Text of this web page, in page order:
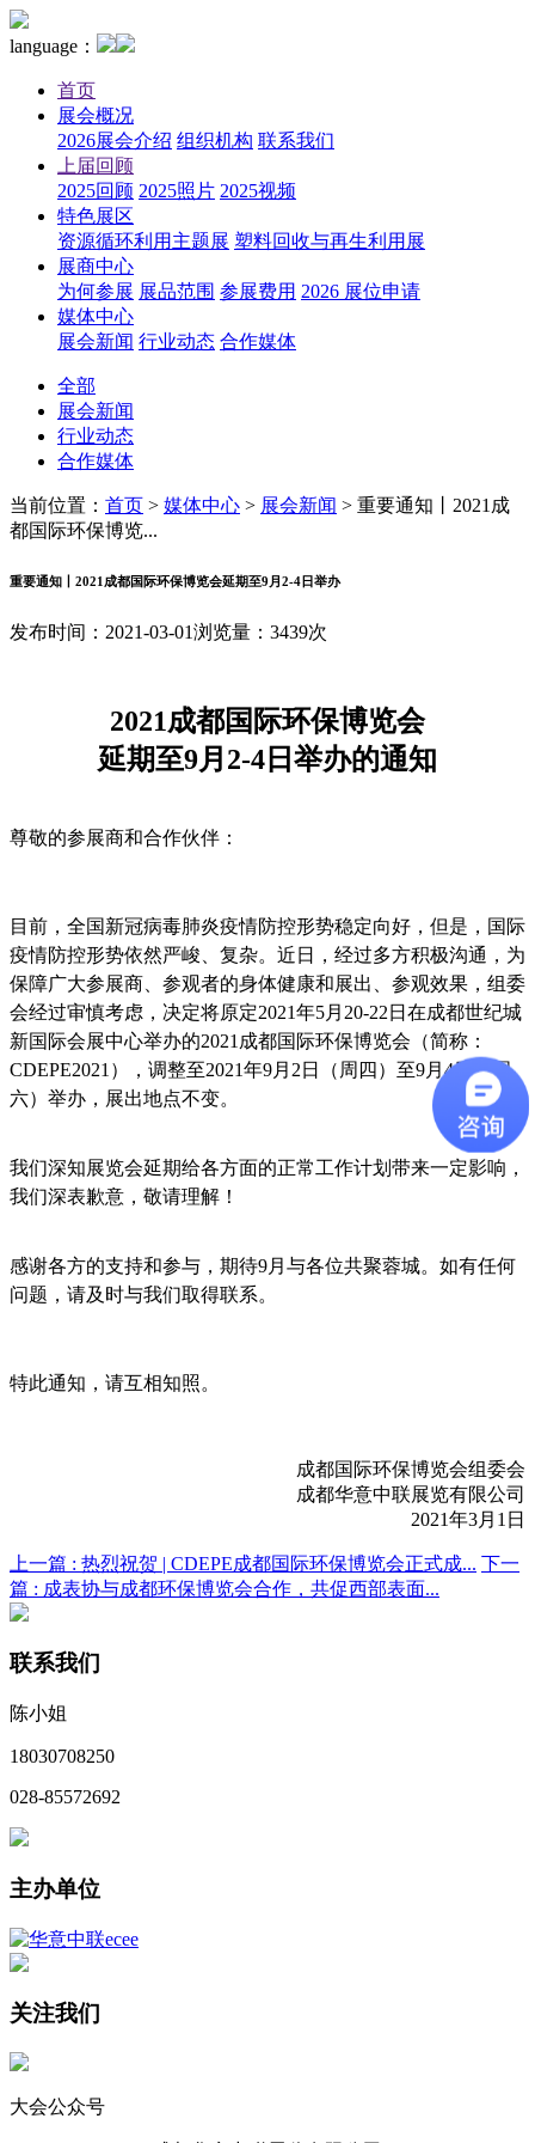
language：
首页
展会概况
2026展会介绍 组织机构 联系我们
上届回顾
2025回顾 2025照片 2025视频
特色展区
资源循环利用主题展 塑料回收与再生利用展
展商中心
为何参展 展品范围 参展费用 2026 展位申请
媒体中心
展会新闻 行业动态 合作媒体
全部
展会新闻
行业动态
合作媒体
当前位置： 首页 > 媒体中心 > 展会新闻 > 重要通知丨2021成
都国际环保博览...
重要通知丨2021成都国际环保博览会延期至9月2-4日举办
发布时间：2021-03-01浏览量：3439次
2021成都国际环保博览会
延期至9月2-4日举办的通知
尊敬的参展商和合作伙伴：
目前，全国新冠病毒肺炎疫情防控形势稳定向好，但是，国际
疫情防控形势依然严峻、复杂。近日，经过多方积极沟通，为
保障广大参展商、参观者的身体健康和展出、参观效果，组委
会经过审慎考虑，决定将原定2021年5月20-22日在成都世纪城
新国际会展中心举办的2021成都国际环保博览会（简称：
CDEPE2021），调整至2021年9月2日（周四）至9月4日（周
六）举办，展出地点不变。
我们深知展览会延期给各方面的正常工作计划带来一定影响，
我们深表歉意，敬请理解！
感谢各方的支持和参与，期待9月与各位共聚蓉城。如有任何
问题，请及时与我们取得联系。
特此通知，请互相知照。
成都国际环保博览会组委会
成都华意中联展览有限公司
2021年3月1日
上一篇 : 热烈祝贺 | CDEPE成都国际环保博览会正式成... 下一
篇 : 成表协与成都环保博览会合作，共促西部表面...
联系我们
陈小姐
18030708250
028-85572692
主办单位
关注我们
大会公众号